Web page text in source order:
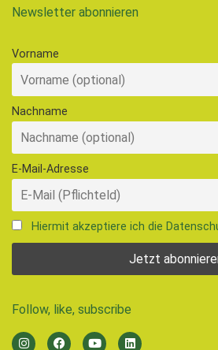
Newsletter abonnieren
Vorname
Nachname
E-Mail-Adresse
Hiermit akzeptiere ich die
Follow, like, subscribe